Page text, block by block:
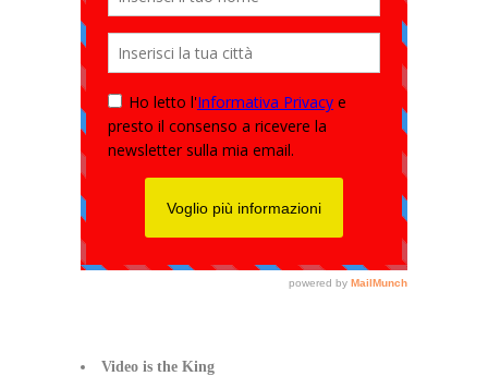
Video is the King